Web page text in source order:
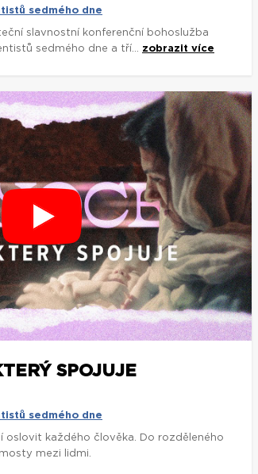
sedmého dne
slavnostní konferenční bohoslužba
sedmého dne a tří... zobrazit více
SPOJUJE
sedmého dne
oslovit každého člověka. Do rozděleného
mezi lidmi.